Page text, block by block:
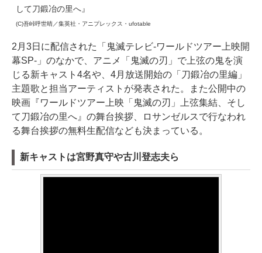
して刀鍛冶の里へ』
(C)吾峠呼世晴／集英社・アニプレックス・ufotable
2月3日に配信された「鬼滅テレビ-ワールドツアー上映開
幕SP-」のなかで、アニメ「鬼滅の刃」で上弦の鬼を演
じる新キャスト4名や、4月放送開始の「刀鍛冶の里編」
主題歌と担当アーティストが発表された。また公開中の
映画『ワールドツアー上映「鬼滅の刃」上弦集結、そし
て刀鍛冶の里へ』の舞台挨拶、ロサンゼルスで行なわれ
る舞台挨拶の無料生配信なども決まっている。
新キャストは宮野真守や古川登志夫ら